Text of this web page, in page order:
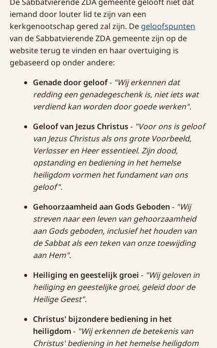
iemand door louter lid te zijn van een
kerkgenootschap gered zal zijn. De geloofspunten
van de Sabbatvierende ZDA gemeente zijn op de
website terug te vinden en haar overtuiging is
gebaseerd op onder andere:
Genade door geloof- "Wij erkennen dat
redding een genadegeschenk is, niet iets wat
verdiend kan worden door goede werken".
Geloof van Jezus Christus- "Voor ons is geloof
van Jezus Christus als ons grote Voorbeeld,
Verlosser en Heer essentieel. Zijn dood,
opstanding en bediening in het hemelse
heiligdom vormen het fundament van ons
geloof".
Gehoorzaamheid aan Gods Geboden - "Wij
streven naar een leven van gehoorzaamheid
aan Gods geboden, inclusief het houden van
de Sabbat als een teken van onze toewijding
aan Hem".
Heiliging en geestelijk groei - "Wij geloven in
heiliging en geestelijke groei, geleid door de
Heilige Geest".
Christus' bijzondere bediening in het
heiligdom- "Wij erkennen de betekenis van
Christus' bediening in het hemelse heiligdom